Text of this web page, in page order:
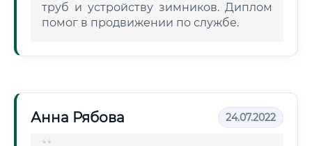
труб и устройству зимников. Диплом
помог в продвижении по службе.
Анна Рябова 24.07.2022